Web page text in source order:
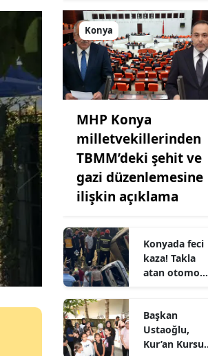
Konya
MHP Konya
milletvekillerinden
TBMM’deki şehit ve
gazi düzenlemesine
ilişkin açıklama
Konyada feci
kaza! Takla
atan otomobil
Başkan
Ustaoğlu,
Kur’an Kursu